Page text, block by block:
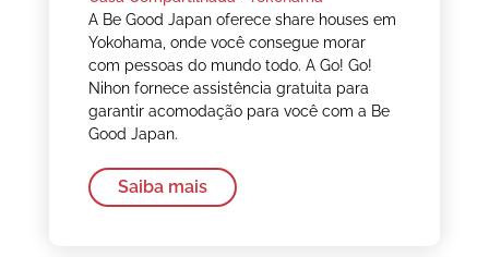
A Be Good Japan oferece share houses em
Yokohama, onde você consegue morar
com pessoas do mundo todo. A Go! Go!
Nihon fornece assistência gratuita para
garantir acomodação para você com a Be
Good Japan.
Saiba mais